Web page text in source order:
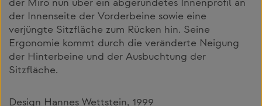
der Miro nun über ein abgerundetes Innenprofil an
der Innenseite der Vorderbeine sowie eine
verjüngte Sitzfläche zum Rücken hin. Seine
Ergonomie kommt durch die veränderte Neigung
der Hinterbeine und der Ausbuchtung der
Sitzfläche.
Design Hannes Wettstein, 1999